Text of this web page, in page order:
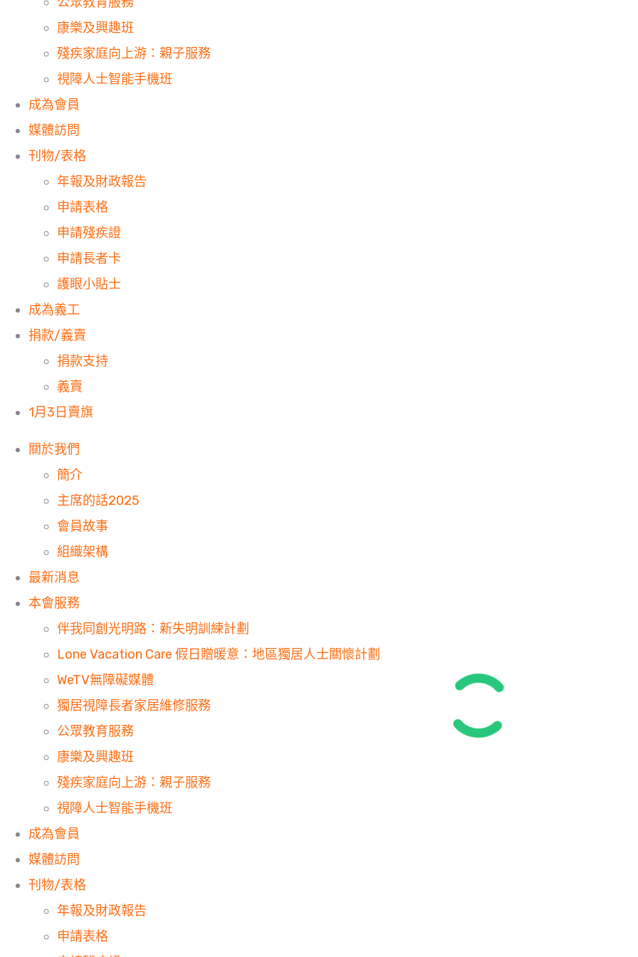
康樂及興趣班
殘疾家庭向上游：親子服務
視障人士智能手機班
成為會員
媒體訪問
刊物/表格
年報及財政報告
申請表格
申請殘疾證
申請長者卡
護眼小貼士
成為義工
捐款/義賣
捐款支持
義賣
1月3日賣旗
關於我們
簡介
主席的話2025
會員故事
組織架構
最新消息
本會服務
伴我同創光明路：新失明訓練計劃
Lone Vacation Care 假日贈暖意：地區獨居人士關懷計劃
WeTV無障礙媒體
獨居視障長者家居維修服務
公眾教育服務
康樂及興趣班
殘疾家庭向上游：親子服務
視障人士智能手機班
成為會員
媒體訪問
刊物/表格
年報及財政報告
申請表格